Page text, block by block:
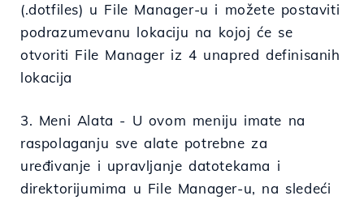
(.dotfiles) u File Manager-u i možete postaviti
podrazumevanu lokaciju na kojoj će se
otvoriti File Manager iz 4 unapred definisanih
lokacija
3. Meni Alata - U ovom meniju imate na
raspolaganju sve alate potrebne za
uređivanje i upravljanje datotekama i
direktorijumima u File Manager-u, na sledeći